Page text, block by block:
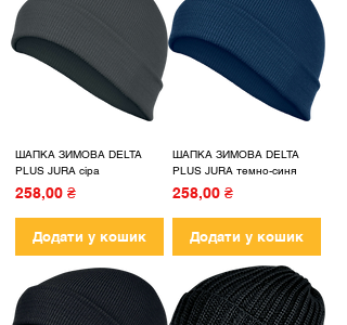
ШАПКА ЗИМОВА DELTA
PLUS JURA сіра
Ціна
258,00 ₴
Додати у кошик
ШАПКА ЗИМОВА DELTA
PLUS JURA темно-синя
Ціна
258,00 ₴
Додати у кошик